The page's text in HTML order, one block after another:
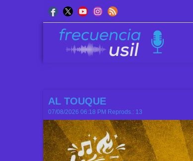
AL TOUQUE
07/08/2026 06:18 PM Reprods.: 13